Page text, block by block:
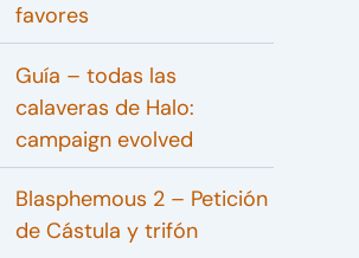
favores
Guía – todas las
calaveras de Halo:
campaign evolved
Blasphemous 2 – Petición
de Cástula y trifón